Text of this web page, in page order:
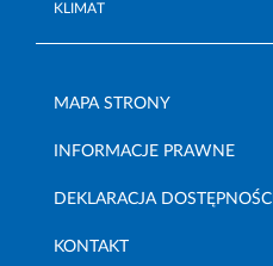
KLIMAT
MAPA STRONY
INFORMACJE PRAWNE
DEKLARACJA DOSTĘPNOŚCI
KONTAKT